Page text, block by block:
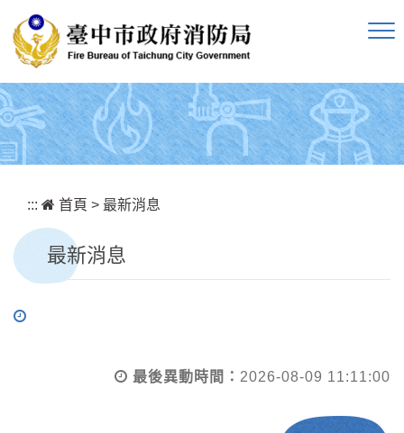
::: 首頁 > 最新消息
最新消息
最後異動時間： 2026-08-09 11:11:00